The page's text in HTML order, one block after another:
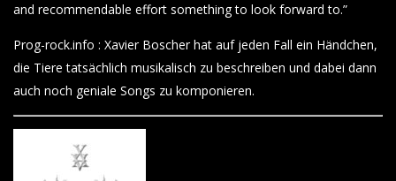
and recommendable effort something to look forward to.”
Prog-rock.info : Xavier Boscher hat auf jeden Fall ein Händchen,
die Tiere tatsächlich musikalisch zu beschreiben und dabei dann
auch noch geniale Songs zu komponieren.